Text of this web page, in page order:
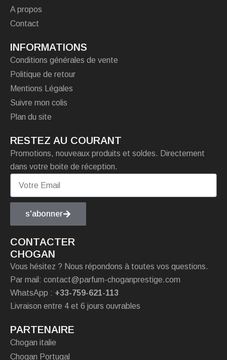
A propos
Contact
INFORMATIONS
Conditions générales de vente
Politique de retour
Mentions Légales
Suivre mon colis
Plan du site
RESTEZ AU COURANT
Promotions, nouveaux produits et soldes. Directement
dans votre boite de réception.
s'abonner
CONTACTER
CHOGAN
Vous hésitez ? Nous répondons à toutes vos questions.
Par mail: contact@parfum-choganprestige.com
WhatsApp : +33-759-621-113
Livraison entre 4 et 6 jours ouvrables
PARTENAIRE
Chogan italie
Chogan Portugal